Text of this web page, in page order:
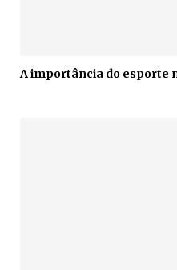
A importância do esporte